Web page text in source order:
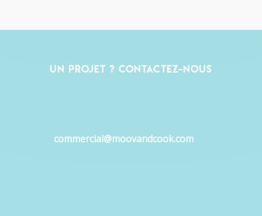
Un projet ? Contactez-nous
commercial@moovandcook.com